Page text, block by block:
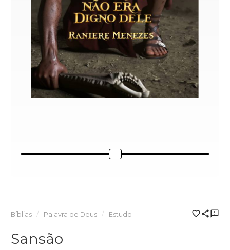
Bíblias Palavra de Deus Estudo
Sansão